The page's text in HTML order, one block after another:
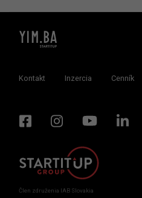
Kontakt Inzercia Cenník
Člen združenia IAB Slovakia